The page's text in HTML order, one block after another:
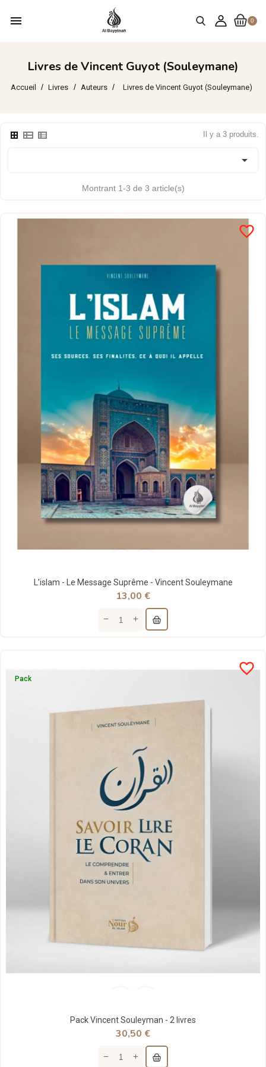
0
menu
Livres de Vincent Guyot (Souleymane)
Accueil Livres Auteurs Livres de Vincent Guyot (Souleymane)
Il y a 3 produits.

Montrant 1-3 de 3 article(s)
favorite_border
L’islam - Le Message Suprême - Vincent Souleymane
13,00 €
favorite_border
Pack
Pack Vincent Souleyman - 2 livres
30,50 €